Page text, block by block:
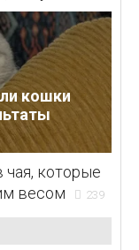
кошки
которые
весом
239